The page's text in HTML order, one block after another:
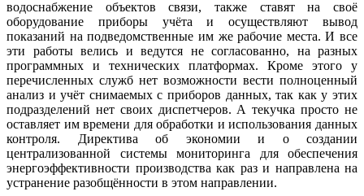
водоснабжение объектов связи, также ставят на своё
оборудование приборы учёта и осуществляют вывод
показаний на подведомственные им же рабочие места. И все
эти работы велись и ведутся не согласованно, на разных
программных и технических платформах. Кроме этого у
перечисленных служб нет возможности вести полноценный
анализ и учёт снимаемых с приборов данных, так как у этих
подразделений нет своих диспетчеров. А текучка просто не
оставляет им времени для обработки и использования данных
контроля. Директива об экономии и о создании
централизованной системы мониторинга для обеспечения
энергоэффективности производства как раз и направлена на
устранение разобщённости в этом направлении.